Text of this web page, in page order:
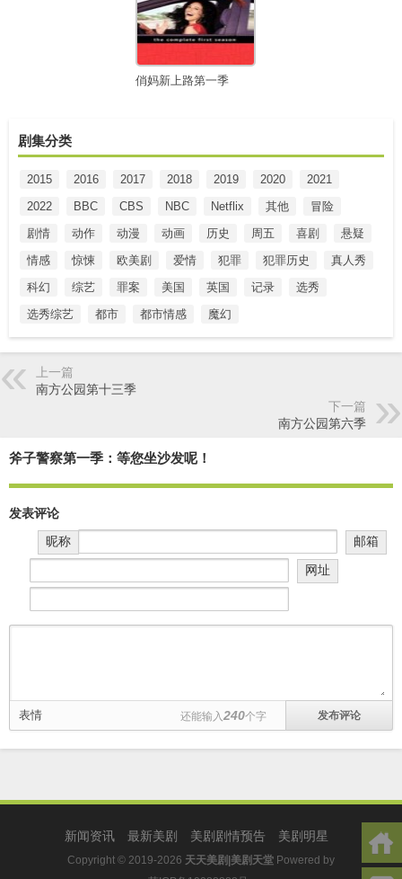
俏妈新上路第一季
剧集分类
2015 2016 2017 2018 2019 2020
2021
2022
BBC CBS NBC Netflix 其他
冒险
剧情
动作 动漫 动画 历史 周五 喜剧
悬疑
情感
惊悚 欧美剧 爱情 犯罪 犯罪历史
真人秀
科幻
综艺 罪案 美国 英国 记录
选秀
选秀综艺
都市 都市情感 魔幻
上一篇
南方公园第十三季
下一篇
南方公园第六季
斧子警察第一季：等您坐沙发呢！
发表评论
昵称
邮箱
网址
表情 还能输入240个字
新闻资讯 最新美剧 美剧剧情预告 美剧明星
Copyright © 2019-2026 天天美剧|美剧天堂 Powered by